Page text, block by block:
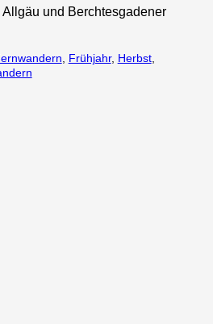
und Berchtesgadener
Frühjahr, Herbst